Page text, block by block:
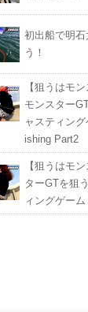
初出船で明
う！
【狙うはモ
モンスター
ャスティン
ishing Part2
【狙うはモ
ターGTを狙
ィングゲー